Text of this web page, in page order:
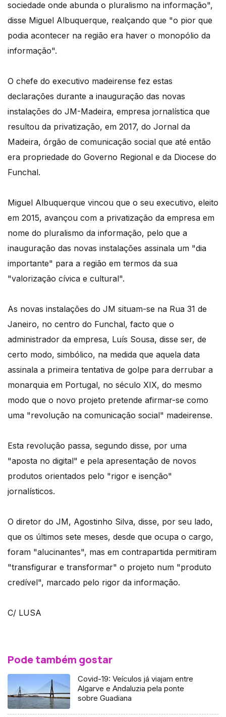
sociedade onde abunda o pluralismo na informação",
disse Miguel Albuquerque, realçando que "o pior que
podia acontecer na região era haver o monopólio da
informação".
O chefe do executivo madeirense fez estas
declarações durante a inauguração das novas
instalações do JM-Madeira, empresa jornalística que
resultou da privatização, em 2017, do Jornal da
Madeira, órgão de comunicação social que até então
era propriedade do Governo Regional e da Diocese do
Funchal.
Miguel Albuquerque vincou que o seu executivo, eleito
em 2015, avançou com a privatização da empresa em
nome do pluralismo da informação, pelo que a
inauguração das novas instalações assinala um "dia
importante" para a região em termos da sua
"valorização cívica e cultural".
As novas instalações do JM situam-se na Rua 31 de
Janeiro, no centro do Funchal, facto que o
administrador da empresa, Luís Sousa, disse ser, de
certo modo, simbólico, na medida que aquela data
assinala a primeira tentativa de golpe para derrubar a
monarquia em Portugal, no século XIX, do mesmo
modo que o novo projeto pretende afirmar-se como
uma "revolução na comunicação social" madeirense.
Esta revolução passa, segundo disse, por uma
"aposta no digital" e pela apresentação de novos
produtos orientados pelo "rigor e isenção"
jornalísticos.
O diretor do JM, Agostinho Silva, disse, por seu lado,
que os últimos sete meses, desde que ocupa o cargo,
foram "alucinantes", mas em contrapartida permitiram
"transfigurar e transformar" o projeto num "produto
credível", marcado pelo rigor da informação.
C/ LUSA
Pode também gostar
Covid-19: Veículos já viajam entre
Algarve e Andaluzia pela ponte
sobre Guadiana